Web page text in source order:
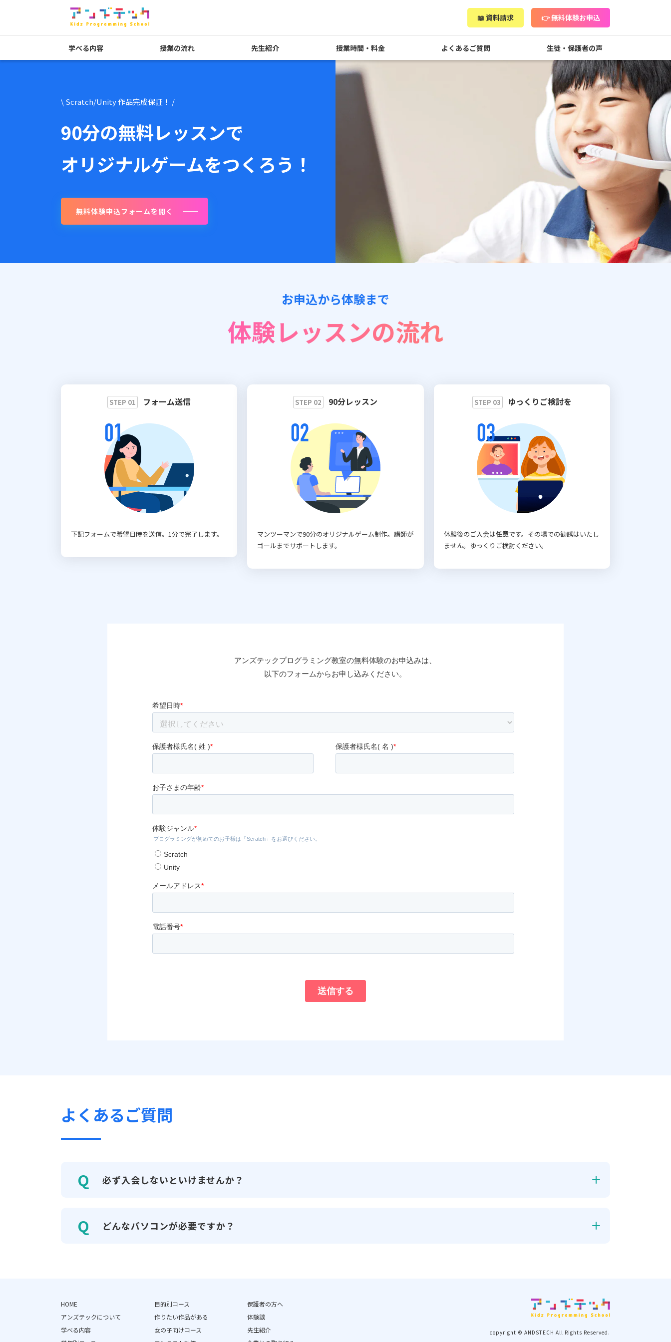
📖 資料請求 👉 無料体験お申込
学べる内容 授業の流れ 先生紹介 授業時間・料金 よくあるご質問 生徒・保護者の声
\ Scratch/Unity 作品完成保証！ /
90分の無料レッスンで
オリジナルゲームをつくろう！
無料体験申込フォームを開く
お申込から体験まで
体験レッスンの流れ
STEP 01 フォーム送信
下記フォームで希望日時を送信。1分で完了します。
STEP 02 90分レッスン
マンツーマンで90分のオリジナルゲーム制作。講師が
ゴールまでサポートします。
STEP 03 ゆっくりご検討を
体験後のご入会は任意です。その場での勧誘はいたし
ません。ゆっくりご検討ください。
アンズテックプログラミング教室の無料体験のお申込みは、
以下のフォームからお申し込みください。
よくあるご質問
必ず入会しないといけませんか？
どんなパソコンが必要ですか？
HOME
アンズテックについて
学べる内容
目的別コース
作りたい作品がある
女の子向けコース
保護者の方へ
体験談
先生紹介
copyright © ANDSTECH All Rights Reserved.